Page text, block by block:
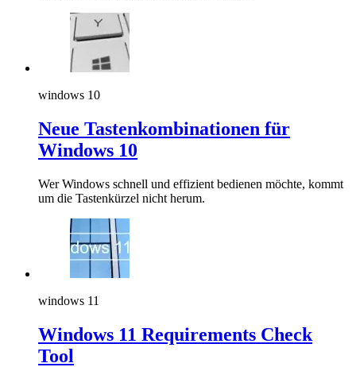
windows 10
Neue Tastenkombinationen für
Windows 10
Wer Windows schnell und effizient bedienen möchte, kommt
um die Tastenkürzel nicht herum.
windows 11
Windows 11 Requirements Check
Tool